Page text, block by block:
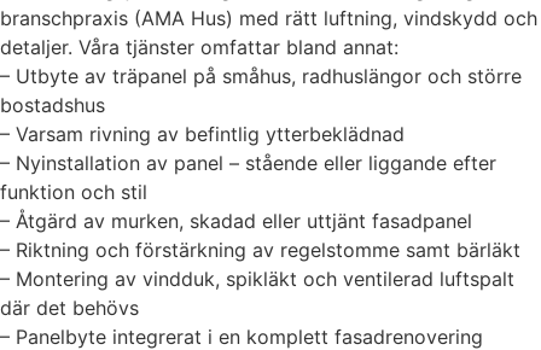
branschpraxis (AMA Hus) med rätt luftning, vindskydd och
detaljer. Våra tjänster omfattar bland annat:
– Utbyte av träpanel på småhus, radhuslängor och större
bostadshus
– Varsam rivning av befintlig ytterbeklädnad
– Nyinstallation av panel – stående eller liggande efter
funktion och stil
– Åtgärd av murken, skadad eller uttjänt fasadpanel
– Riktning och förstärkning av regelstomme samt bärläkt
– Montering av vindduk, spikläkt och ventilerad luftspalt
där det behövs
– Panelbyte integrerat i en komplett fasadrenovering